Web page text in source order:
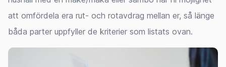
att omfördela era rut- och rotavdrag mellan er, så länge
båda parter uppfyller de kriterier som listats ovan.